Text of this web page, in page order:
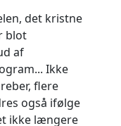
det kristne
blot
af
Ikke
flere
også ifølge
ikke længere